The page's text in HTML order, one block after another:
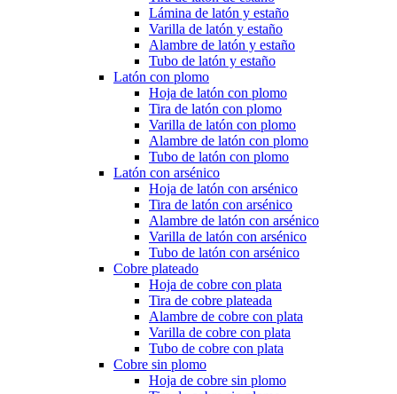
Lámina de latón y estaño
Varilla de latón y estaño
Alambre de latón y estaño
Tubo de latón y estaño
Latón con plomo
Hoja de latón con plomo
Tira de latón con plomo
Varilla de latón con plomo
Alambre de latón con plomo
Tubo de latón con plomo
Latón con arsénico
Hoja de latón con arsénico
Tira de latón con arsénico
Alambre de latón con arsénico
Varilla de latón con arsénico
Tubo de latón con arsénico
Cobre plateado
Hoja de cobre con plata
Tira de cobre plateada
Alambre de cobre con plata
Varilla de cobre con plata
Tubo de cobre con plata
Cobre sin plomo
Hoja de cobre sin plomo